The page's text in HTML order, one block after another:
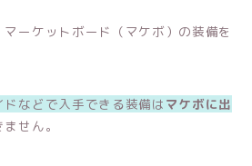
ーケットボード（マケボ）の装備を
などで入手できる装備は マケボに出
せん。